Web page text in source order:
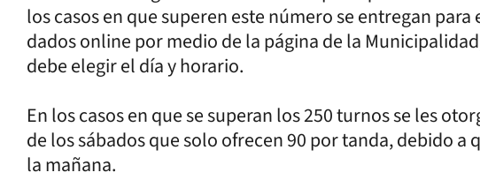
los casos en que superen este número se entregan para
dados online por medio de la página de la
debe elegir el día y horario.
En los casos en que se superan los 250 turnos se les
de los sábados que solo ofrecen 90 por tanda, debido a
la mañana.